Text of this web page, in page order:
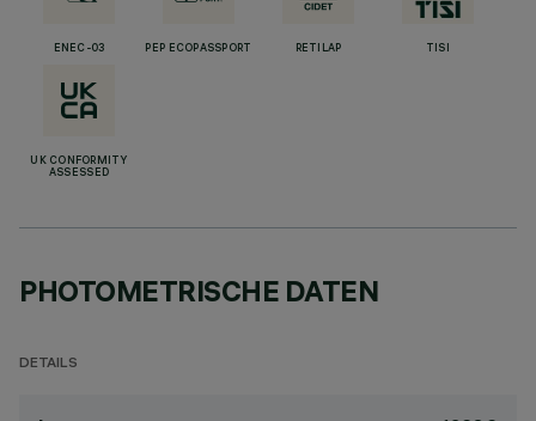
ENEC-03 PEP ECOPASSPORT RETILAP TISI
UK CONFORMITY
ASSESSED
PHOTOMETRISCHE DATEN
DETAILS